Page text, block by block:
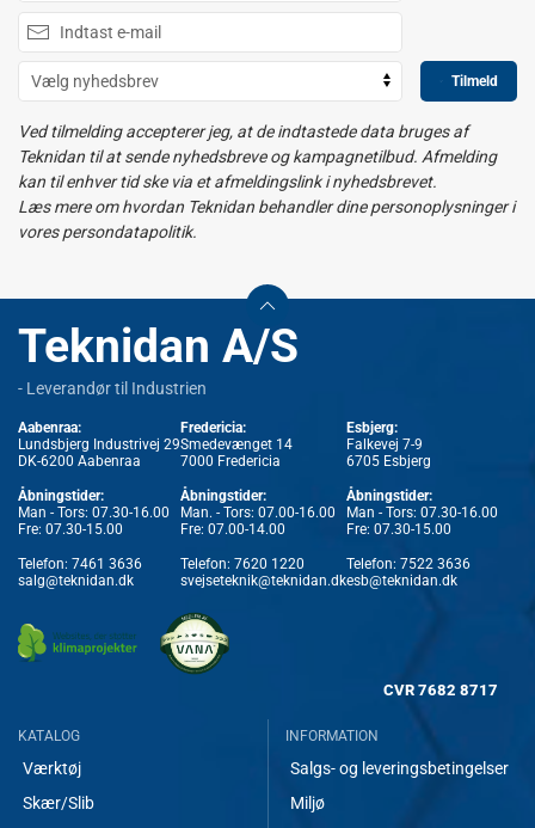
Tilmeld
Ved tilmelding accepterer jeg, at de indtastede data bruges af
Teknidan til at sende nyhedsbreve og kampagnetilbud. Afmelding
kan til enhver tid ske via et afmeldingslink i nyhedsbrevet.
Læs mere om hvordan Teknidan behandler dine personoplysninger i
vores persondatapolitik.
Teknidan A/S
- Leverandør til Industrien
Aabenraa:
Lundsbjerg Industrivej 29
DK-6200 Aabenraa
Åbningstider:
Man - Tors: 07.30-16.00
Fre: 07.30-15.00
Telefon: 7461 3636
salg@teknidan.dk
Fredericia:
Smedevænget 14
7000 Fredericia
Åbningstider:
Man. - Tors: 07.00-16.00
Fre: 07.00-14.00
Telefon: 7620 1220
svejseteknik@teknidan.dk
Esbjerg:
Falkevej 7-9
6705 Esbjerg
Åbningstider:
Man - Tors: 07.30-16.00
Fre: 07.30-15.00
Telefon: 7522 3636
esb@teknidan.dk
CVR 7682 8717
KATALOG
Værktøj
Skær/Slib
INFORMATION
Salgs- og leveringsbetingelser
Miljø